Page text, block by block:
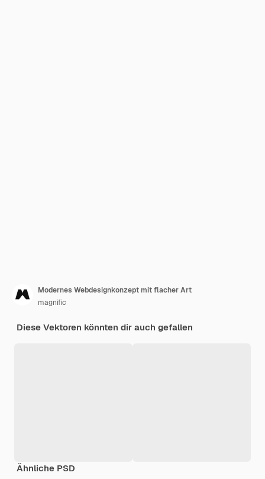
Modernes Webdesignkonzept mit flacher Art
magnific
Diese Vektoren könnten dir auch gefallen
Ähnliche PSD